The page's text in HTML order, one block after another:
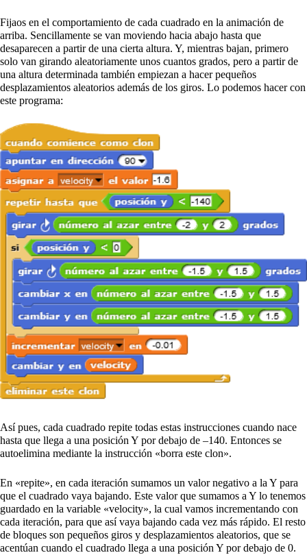
Fijaos en el comportamiento de cada cuadrado en la animación de
arriba. Sencillamente se van moviendo hacia abajo hasta que
desaparecen a partir de una cierta altura. Y, mientras bajan, primero
solo van girando aleatoriamente unos cuantos grados, pero a partir de
una altura determinada también empiezan a hacer pequeños
desplazamientos aleatorios además de los giros. Lo podemos hacer con
este programa:
Así pues, cada cuadrado repite todas estas instrucciones cuando nace
hasta que llega a una posición Y por debajo de –140. Entonces se
autoelimina mediante la instrucción «borra este clon».
En «repite», en cada iteración sumamos un valor negativo a la Y para
que el cuadrado vaya bajando. Este valor que sumamos a Y lo tenemos
guardado en la variable «velocity», la cual vamos incrementando con
cada iteración, para que así vaya bajando cada vez más rápido. El resto
de bloques son pequeños giros y desplazamientos aleatorios, que se
acentúan cuando el cuadrado llega a una posición Y por debajo de 0.